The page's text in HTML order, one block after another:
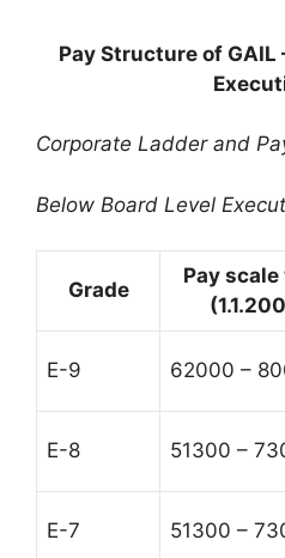
Pay Structure of GAIL
Corporate Ladder and
Below Board Level
Grade
Pay scale
E-9 62000 –
E-8 51300 –
E-7 51300 –